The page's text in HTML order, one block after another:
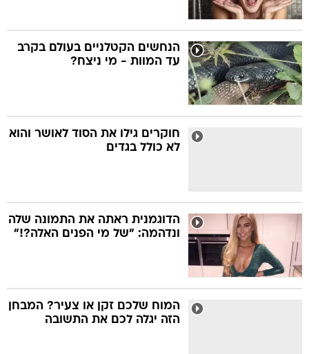
הנחשים הקטלניים בעולם בקרב
עד המוות - מי ניצח?
חוקרים גילו את הסוד לאושר והוא
לא כולל בגדים
הדוגמנית ראתה את התמונה שלה
ונדהמה: "של מי הפנים האלה?!"
המוח שלכם זקן או צעיר? המבחן
הזה יגלה לכם את התשובה